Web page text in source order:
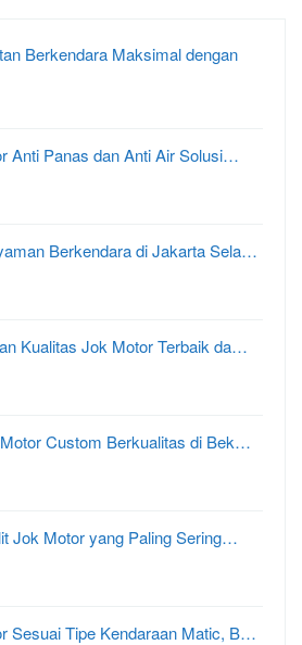
Berkendara Maksimal dengan
Anti Panas dan Anti Air Solusi…
Berkendara di Jakarta Sela…
Kualitas Jok Motor Terbaik da…
Custom Berkualitas di Bek…
Jok Motor yang Paling Sering…
Sesuai Tipe Kendaraan Matic, B…